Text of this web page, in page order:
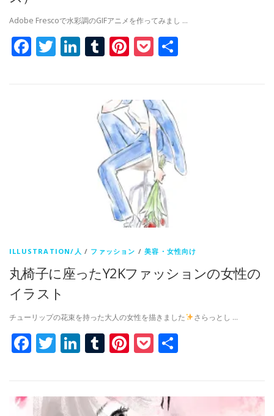
Adobe Frescoで水彩調のGIFアニメを作ってみまし …
Facebook
Twitter
LinkedIn
Tumblr
Pinterest
Pocket
ILLUSTRATION/人 / ファッション /美容・女性向け
丸椅子に座ったY2Kファッションの女性の
イラスト
チューリップの花束を持った大人の女性を描きました さらっとし …
Facebook
Twitter
LinkedIn
Tumblr
Pinterest
Pocket